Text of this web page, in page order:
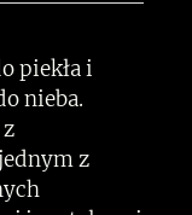
piekła i
nieba.
z